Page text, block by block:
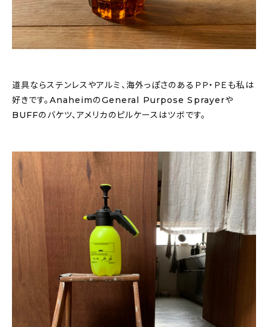
道具ならステンレスやアルミ、海外っぽさのあるＰＰ・ＰＥも私は
好きです。AnaheimのGeneral Purpose Sprayerや
BUFFのバケツ、アメリカのピルケースはツボです。